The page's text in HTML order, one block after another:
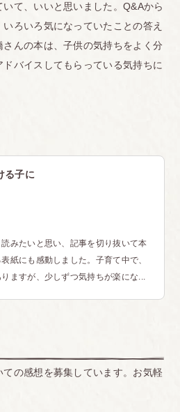
て、いいと思いました。Q&Aから
ろいろ気になっていたことの答え
んの本は、子供の気持ちをよく分
バイスしてもらっている気持ちに
る子に
みたいと思い、記事を切り抜いて本
紙にも感動しました。子育て中で、
ますが、少しずつ気持ちが楽にな...
ての感想を募集しています。お気軽